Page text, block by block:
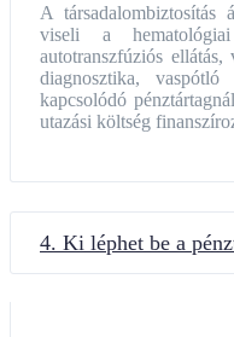
A társadalombiztosítás
viseli a
autotranszfúziós ellátás,
diagnosztika,
kapcsolódó
utazási költség
4. Ki léphet be a